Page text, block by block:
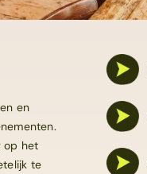
en
op het
te